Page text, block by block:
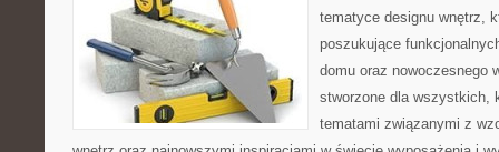
tematyce designu wnętrz,
poszukujące
domu oraz nowoczesnego
stworzone dla wszystkich,
tematami związanymi z